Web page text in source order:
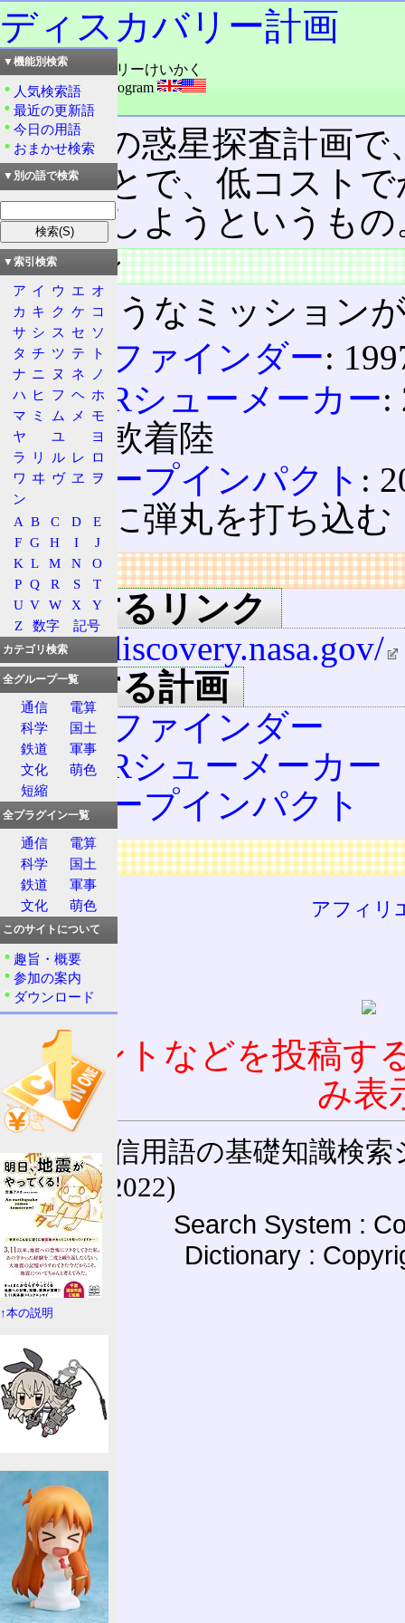
ディスカバリー計画
読み：ディスカバリーけいかく
外語：Discovery program
品詞：固有名詞
NASAの惑星探査計画
することで、低コスト
を実現しようというもの
ミッション
次のようなミッション
パスファインダー:
NEARシューメーカー:
ス
に軟着陸
ディープインパクト :
彗星に弾丸を打ち込む
リンク
関連するリンク
http://discovery.nasa.gov/
該当する計画
パスファインダー
NEARシューメーカー
ディープインパクト
広告
アフィリ
コメントなどを投稿す
み表
通信用語の基礎知識検索
(27-May-2022)
Search System :
Dictionary :
▼機能別検索
人気検索語
最近の更新語
今日の用語
おまかせ検索
▼別の語で検索
▼索引検索
ア イ ウ エ オ
カ キ ク ケ コ
サ シ ス セ ソ
タ チ ツ テ
ト
ナ ニ ヌ ネ
ノ
ハ ヒ フ ヘ ホ
マ ミ ム メ
モ
ヤ
ユ
ヨ
ラ
リ ル レ ロ
ワ ヰ ヴ ヱ
ヲ
ン
A B C D
E
F G H I
J
K L M N
O
P Q R S
T
U V W X
Y
Z
数字 記号
カテゴリ検索
全グループ一覧
通信
電算
科学
国土
鉄道
軍事
文化
萌色
短縮
全プラグイン一覧
通信
電算
科学
国土
鉄道
軍事
文化
萌色
このサイトについて
趣旨・概要
参加の案内
ダウンロード
↑本の説明